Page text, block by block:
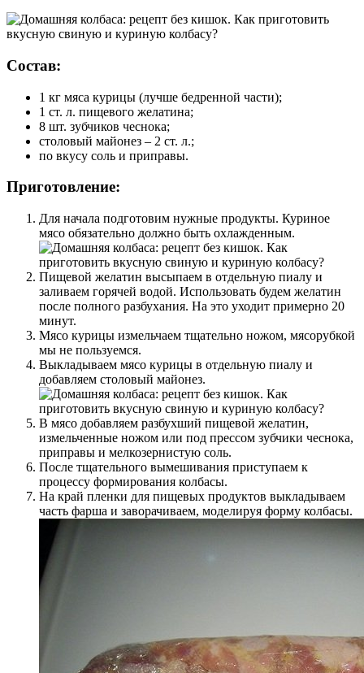
Состав:
1 кг мяса курицы (лучше бедренной части);
1 ст. л. пищевого желатина;
8 шт. зубчиков чеснока;
столовый майонез – 2 ст. л.;
по вкусу соль и приправы.
Приготовление:
Для начала подготовим нужные продукты. Куриное
мясо обязательно должно быть охлажденным.
Пищевой желатин высыпаем в отдельную пиалу и
заливаем горячей водой. Использовать будем желатин
после полного разбухания. На это уходит примерно 20
минут.
Мясо курицы измельчаем тщательно ножом, мясорубкой
мы не пользуемся.
Выкладываем мясо курицы в отдельную пиалу и
добавляем столовый майонез.
В мясо добавляем разбухший пищевой желатин,
измельченные ножом или под прессом зубчики чеснока,
приправы и мелкозернистую соль.
После тщательного вымешивания приступаем к
процессу формирования колбасы.
На край пленки для пищевых продуктов выкладываем
часть фарша и заворачиваем, моделируя форму колбасы.